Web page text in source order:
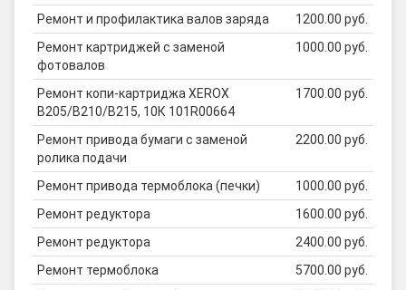
Ремонт и профилактика валов заряда
1200.00 руб.
Ремонт картриджей с заменой
фотовалов
1000.00 руб.
Ремонт копи-картриджа XEROX
B205/B210/B215, 10К 101R00664
1700.00 руб.
Ремонт привода бумаги с заменой
ролика подачи
2200.00 руб.
Ремонт привода термоблока (печки)
1000.00 руб.
Ремонт редуктора
1600.00 руб.
Ремонт редуктора
2400.00 руб.
Ремонт термоблока
5700.00 руб.